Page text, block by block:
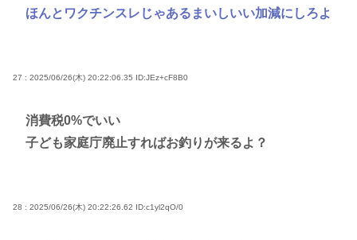
ほんとワクチンスレじゃあるまいしいい加減にしろよ
27 : 2025/06/26(木) 20:22:06.35 ID:JEz+cF8B0
消費税0%でいい
子ども家庭庁廃止すればお釣りが来るよ？
28 : 2025/06/26(木) 20:22:26.62 ID:c1yl2qO/0